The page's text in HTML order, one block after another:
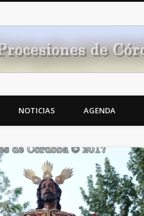
NOTICIAS AGENDA